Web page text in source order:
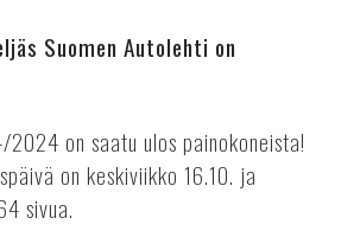
Suomen Autolehti on
2024 on saatu ulos painokoneista!
on keskiviikko 16.10. ja
sivua.